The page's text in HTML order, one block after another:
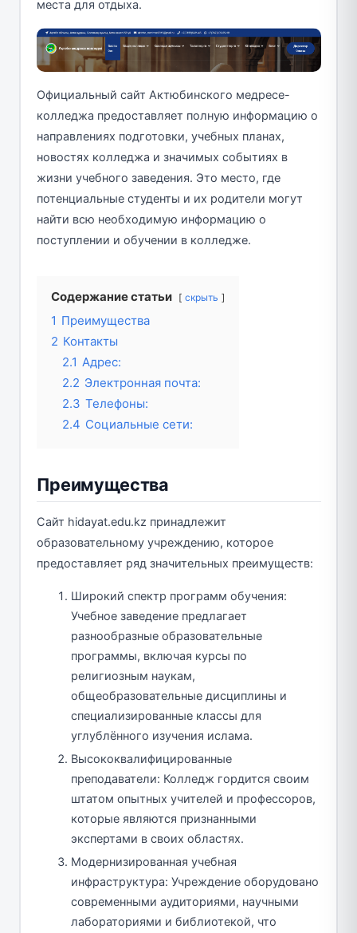
места для отдыха.
Официальный сайт Актюбинского медресе-
колледжа предоставляет полную информацию о
направлениях подготовки, учебных планах,
новостях колледжа и значимых событиях в
жизни учебного заведения. Это место, где
потенциальные студенты и их родители могут
найти всю необходимую информацию о
поступлении и обучении в колледже.
Содержание статьи скрыть
1 Преимущества
2 Контакты
2.1 Адрес:
2.2 Электронная почта:
2.3 Телефоны:
2.4 Социальные сети:
Преимущества
Сайт hidayat.edu.kz принадлежит
образовательному учреждению, которое
предоставляет ряд значительных преимуществ:
Широкий спектр программ обучения:
Учебное заведение предлагает
разнообразные образовательные
программы, включая курсы по
религиозным наукам,
общеобразовательные дисциплины и
специализированные классы для
углублённого изучения ислама.
Высококвалифицированные
преподаватели: Колледж гордится своим
штатом опытных учителей и профессоров,
которые являются признанными
экспертами в своих областях.
Модернизированная учебная
инфраструктура: Учреждение оборудовано
современными аудиториями, научными
лабораториями и библиотекой, что